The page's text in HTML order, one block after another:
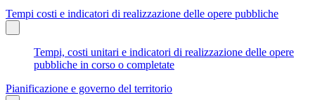
Tempi costi e indicatori di realizzazione delle opere pubbliche
Tempi, costi unitari e indicatori di realizzazione delle opere
pubbliche in corso o completate
Pianificazione e governo del territorio